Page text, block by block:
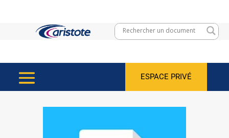
ESPACE PRIVÉ